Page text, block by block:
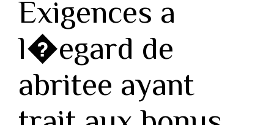
Exigences a
l�egard de
abritee ayant